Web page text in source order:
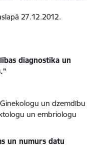
27.12.2012.
diagnostika un
un dzemdību
un embriologu
un numurs datu